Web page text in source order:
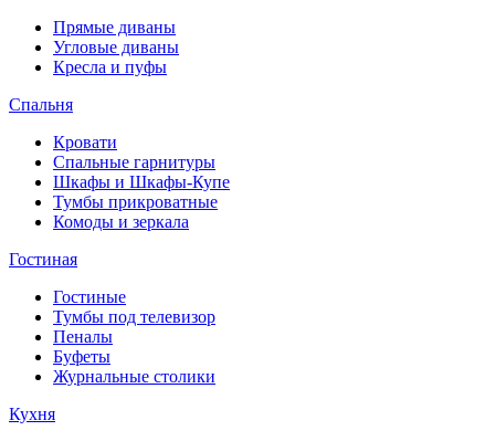
Прямые диваны
Угловые диваны
Кресла и пуфы
Спальня
Кровати
Спальные гарнитуры
Шкафы и Шкафы-Купе
Тумбы прикроватные
Комоды и зеркала
Гостиная
Гостиные
Тумбы под телевизор
Пеналы
Буфеты
Журнальные столики
Кухня